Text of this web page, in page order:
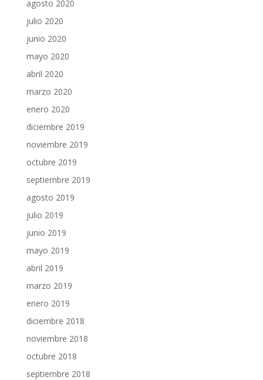
agosto 2020
julio 2020
junio 2020
mayo 2020
abril 2020
marzo 2020
enero 2020
diciembre 2019
noviembre 2019
octubre 2019
septiembre 2019
agosto 2019
julio 2019
junio 2019
mayo 2019
abril 2019
marzo 2019
enero 2019
diciembre 2018
noviembre 2018
octubre 2018
septiembre 2018